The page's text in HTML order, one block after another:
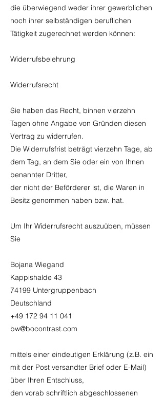
die überwiegend weder ihrer gewerblichen
noch ihrer selbständigen beruflichen
Tätigkeit zugerechnet werden können:
Widerrufsbelehrung
Widerrufsrecht
Sie haben das Recht, binnen vierzehn
Tagen ohne Angabe von Gründen diesen
Vertrag zu widerrufen.
Die Widerrufsfrist beträgt vierzehn Tage, ab
dem Tag, an dem Sie oder ein von Ihnen
benannter Dritter,
der nicht der Beförderer ist, die Waren in
Besitz genommen haben bzw. hat.
Um Ihr Widerrufsrecht auszuüben, müssen
Sie
Bojana Wiegand
Kappishalde 43
74199 Untergruppenbach
Deutschland
+49 172 94 11 041
bw@bocontrast.com
mittels einer eindeutigen Erklärung (z.B. ein
mit der Post versandter Brief oder E-Mail)
über Ihren Entschluss,
den vorab schriftlich abgeschlossenen